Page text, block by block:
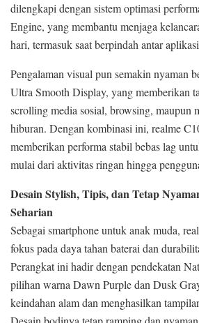
dilengkapi dengan sistem optimasi
Engine, yang membantu menjaga
hari, termasuk saat berpindah antar
Pengalaman visual pun semakin nyaman
Ultra Smooth Display, yang memberikan
scrolling media sosial, browsing, maupun
hiburan. Dengan kombinasi ini, realme
memberikan performa stabil bebas lag
mulai dari aktivitas ringan hingga
Desain Stylish, Tipis, dan Tetap
Seharian
Sebagai smartphone untuk anak muda,
fokus pada daya tahan baterai dan
Perangkat ini hadir dengan pendekatan
pilihan warna Dawn Purple dan Dusk
keindahan alam dan menghasilkan